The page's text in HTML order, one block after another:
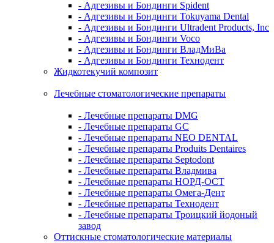
- Адгезивы и Бондинги Spident
- Адгезивы и Бондинги Tokuyama Dental
- Адгезивы и Бондинги Ultradent Products, Inc
- Адгезивы и Бондинги Voco
- Адгезивы и Бондинги ВладМиВа
- Адгезивы и Бондинги Технодент
Жидкотекучий композит
Лечебные стоматологические препараты
- Лечебные препараты DMG
- Лечебные препараты GC
- Лечебные препараты NEO DENTAL
- Лечебные препараты Produits Dentaires
- Лечебные препараты Septodont
- Лечебные препараты Владмива
- Лечебные препараты НОРД-ОСТ
- Лечебные препараты Омега-Дент
- Лечебные препараты Технодент
- Лечебные препараты Троицкий йодоный
завод
Оттискные стоматологические материалы